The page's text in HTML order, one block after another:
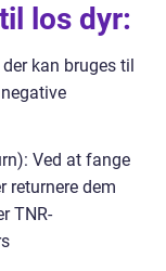
los dyr:
kan bruges til
Ved at fange
returnere dem
TNR-